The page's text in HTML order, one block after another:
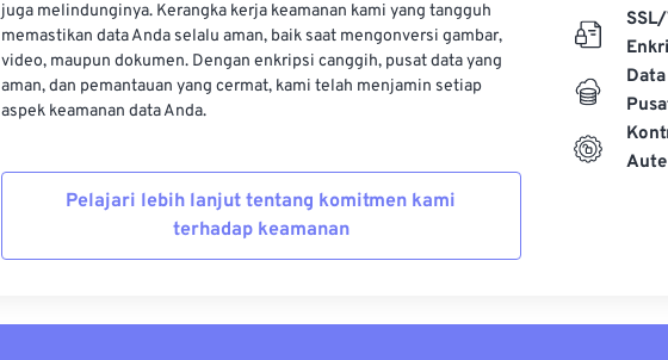
juga melindunginya. Kerangka kerja keamanan kami yang tangguh
memastikan data Anda selalu aman, baik saat mengonversi gambar,
video, maupun dokumen. Dengan enkripsi canggih, pusat data yang
aman, dan pemantauan yang cermat, kami telah menjamin setiap
aspek keamanan data Anda.
Pelajari lebih lanjut tentang komitmen kami
terhadap keamanan